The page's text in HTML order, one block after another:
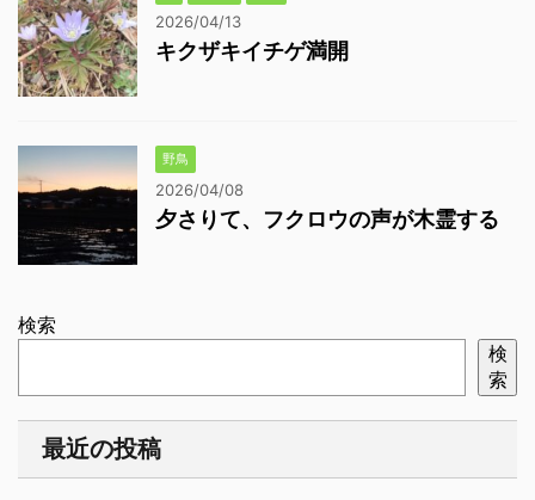
2026/04/13
キクザキイチゲ満開
野鳥
2026/04/08
夕さりて、フクロウの声が木霊する
検索
検
索
最近の投稿